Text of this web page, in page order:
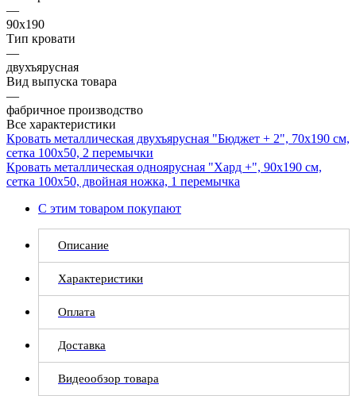
—
90x190
Тип кровати
—
двухъярусная
Вид выпуска товара
—
фабричное производство
Все характеристики
Кровать металлическая двухъярусная "Бюджет + 2", 70х190 см,
сетка 100х50, 2 перемычки
Кровать металлическая одноярусная "Хард +", 90х190 см,
сетка 100х50, двойная ножка, 1 перемычка
С этим товаром покупают
Описание
Характеристики
Оплата
Доставка
Видеообзор товара